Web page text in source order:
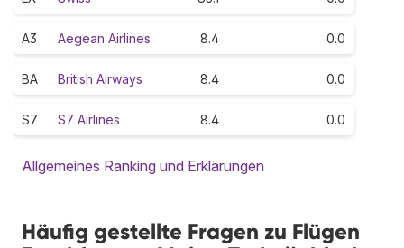
A3 Aegean Airlines 8.4 0.0
BA British Airways 8.4 0.0
S7 S7 Airlines 8.4 0.0
Allgemeines Ranking und Erklärungen
Häufig gestellte Fragen zu Flügen